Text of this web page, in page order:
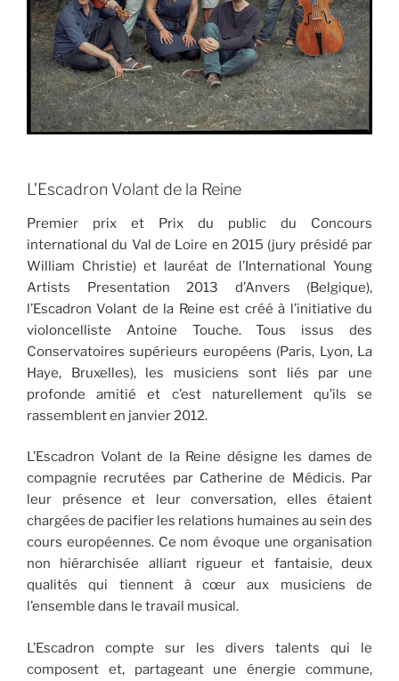
L’Escadron Volant de la Reine
Premier prix et Prix du public du Concours
international du Val de Loire en 2015 (jury présidé par
William Christie) et lauréat de l’International Young
Artists Presentation 2013 d’Anvers (Belgique),
l’Escadron Volant de la Reine est créé à l’initiative du
violoncelliste Antoine Touche. Tous issus des
Conservatoires supérieurs européens (Paris, Lyon, La
Haye, Bruxelles), les musiciens sont liés par une
profonde amitié et c’est naturellement qu’ils se
rassemblent en janvier 2012.
L’Escadron Volant de la Reine désigne les dames de
compagnie recrutées par Catherine de Médicis. Par
leur présence et leur conversation, elles étaient
chargées de pacifier les relations humaines au sein des
cours européennes. Ce nom évoque une organisation
non hiérarchisée alliant rigueur et fantaisie, deux
qualités qui tiennent à cœur aux musiciens de
l’ensemble dans le travail musical.
L’Escadron compte sur les divers talents qui le
composent et, partageant une énergie commune,